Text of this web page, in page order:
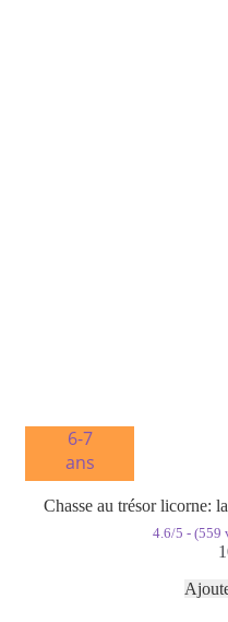
6-7
ans
Chasse au trésor licorne:
4.6/5 - (559